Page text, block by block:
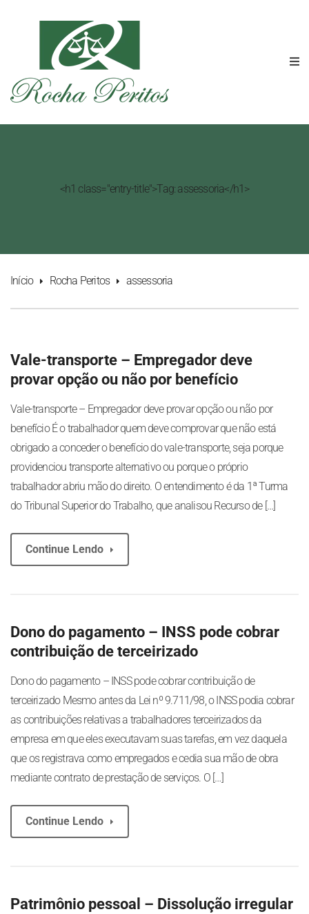
<h1 class="entry-title">Tag: assessoria</h1>
Início Rocha Peritos assessoria
Vale-transporte – Empregador deve
provar opção ou não por benefício
Vale-transporte – Empregador deve provar opção ou não por
benefício É o trabalhador quem deve comprovar que não está
obrigado a conceder o benefício do vale-transporte, seja porque
providenciou transporte alternativo ou porque o próprio
trabalhador abriu mão do direito. O entendimento é da 1ª Turma
do Tribunal Superior do Trabalho, que analisou Recurso de […]
Continue Lendo
Dono do pagamento – INSS pode cobrar
contribuição de terceirizado
Dono do pagamento – INSS pode cobrar contribuição de
terceirizado Mesmo antes da Lei nº 9.711/98, o INSS podia cobrar
as contribuições relativas a trabalhadores terceirizados da
empresa em que eles executavam suas tarefas, em vez daquela
que os registrava como empregados e cedia sua mão de obra
mediante contrato de prestação de serviços. O […]
Continue Lendo
Patrimônio pessoal – Dissolução irregular